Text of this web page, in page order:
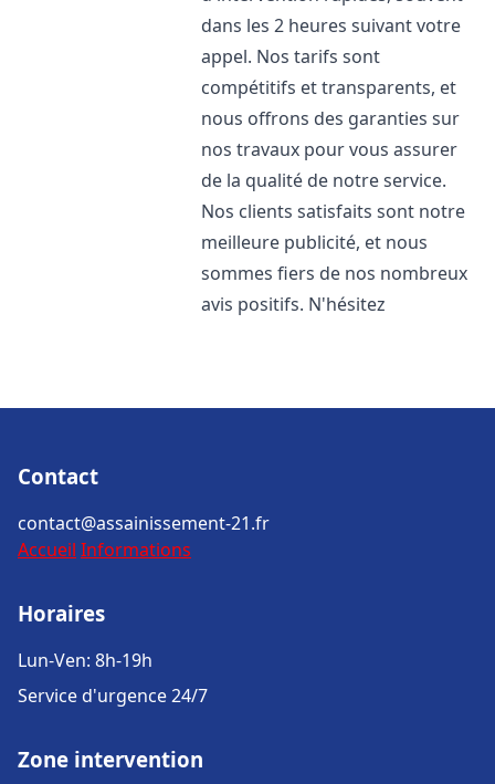
dans les 2 heures suivant votre
appel. Nos tarifs sont
compétitifs et transparents, et
nous offrons des garanties sur
nos travaux pour vous assurer
de la qualité de notre service.
Nos clients satisfaits sont notre
meilleure publicité, et nous
sommes fiers de nos nombreux
avis positifs. N'hésitez
Contact
contact@assainissement-21.fr
Accueil Informations
Horaires
Lun-Ven: 8h-19h
Service d'urgence 24/7
Zone intervention